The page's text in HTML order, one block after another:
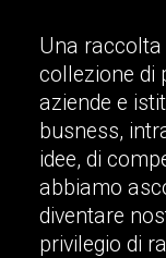
Una raccolta
collezione di
aziende e
busness,
idee, di
abbiamo
diventare
privilegio di